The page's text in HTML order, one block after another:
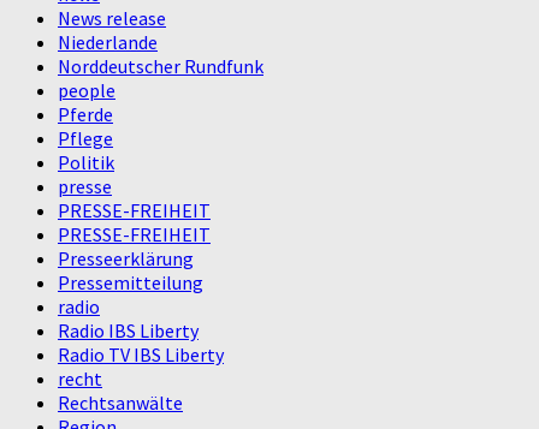
News release
Niederlande
Norddeutscher Rundfunk
people
Pferde
Pflege
Politik
presse
PRESSE-FREIHEIT
PRESSE-FREIHEIT
Presseerklärung
Pressemitteilung
radio
Radio IBS Liberty
Radio TV IBS Liberty
recht
Rechtsanwälte